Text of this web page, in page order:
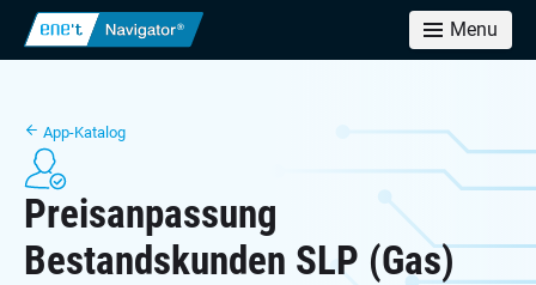
Menu
App-Katalog
Preisanpassung
Bestandskunden SLP (Gas)